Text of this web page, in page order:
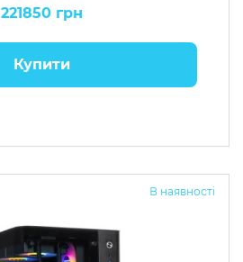
221850 грн
Купити
В наявності